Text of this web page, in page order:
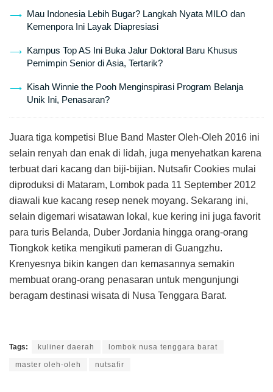
Mau Indonesia Lebih Bugar? Langkah Nyata MILO dan
Kemenpora Ini Layak Diapresiasi
Kampus Top AS Ini Buka Jalur Doktoral Baru Khusus
Pemimpin Senior di Asia, Tertarik?
Kisah Winnie the Pooh Menginspirasi Program Belanja
Unik Ini, Penasaran?
Juara tiga kompetisi Blue Band Master Oleh-Oleh 2016 ini
selain renyah dan enak di lidah, juga menyehatkan karena
terbuat dari kacang dan biji-bijian. Nutsafir Cookies mulai
diproduksi di Mataram, Lombok pada 11 September 2012
diawali kue kacang resep nenek moyang. Sekarang ini,
selain digemari wisatawan lokal, kue kering ini juga favorit
para turis Belanda, Duber Jordania hingga orang-orang
Tiongkok ketika mengikuti pameran di Guangzhu.
Krenyesnya bikin kangen dan kemasannya semakin
membuat orang-orang penasaran untuk mengunjungi
beragam destinasi wisata di Nusa Tenggara Barat.
Tags: kuliner daerah lombok nusa tenggara barat
master oleh-oleh nutsafir